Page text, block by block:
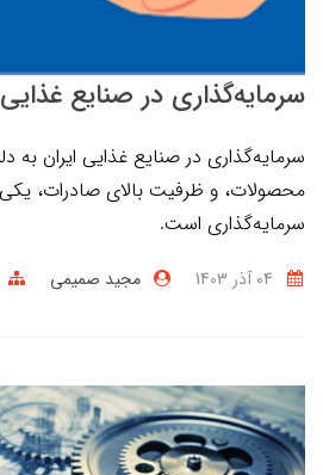
سرمایه‌گذاری در صنایع غذایی
سرمایه‌گذاری در صنایع غذایی ایران به
محصولات، و ظرفیت بالای صادرات، یکی
سرمایه‌گذاری است.
مجید صمیمی